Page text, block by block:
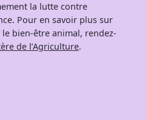
la lutte contre
Pour en savoir plus sur
bien-être animal, rendez-
de l’Agriculture.